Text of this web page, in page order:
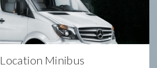
Location Minibus